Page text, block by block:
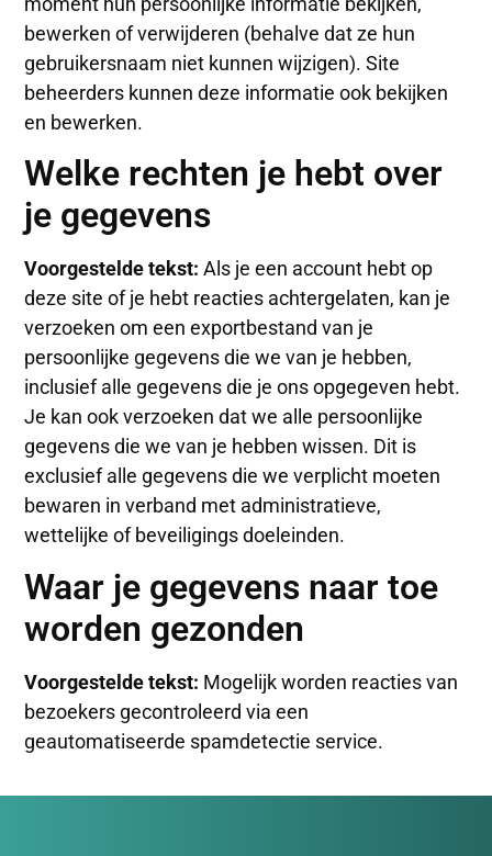
bewerken of verwijderen (behalve dat ze hun
gebruikersnaam niet kunnen wijzigen). Site
beheerders kunnen deze informatie ook bekijken
en bewerken.
Welke rechten je hebt over
je gegevens
Voorgestelde tekst:Als je een account hebt op
deze site of je hebt reacties achtergelaten, kan je
verzoeken om een exportbestand van je
persoonlijke gegevens die we van je hebben,
inclusief alle gegevens die je ons opgegeven hebt.
Je kan ook verzoeken dat we alle persoonlijke
gegevens die we van je hebben wissen. Dit is
exclusief alle gegevens die we verplicht moeten
bewaren in verband met administratieve,
wettelijke of beveiligings doeleinden.
Waar je gegevens naar toe
worden gezonden
Voorgestelde tekst: Mogelijk worden reacties van
bezoekers gecontroleerd via een
geautomatiseerde spamdetectie service.